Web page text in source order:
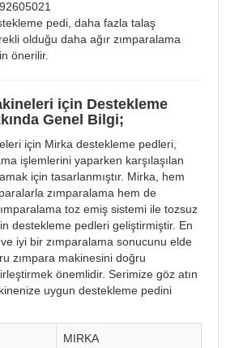
pedi, daha fazla talaş
olduğu daha ağır zımparalama
önerilir.
için Destekleme
Genel Bilgi;
için Mirka destekleme pedleri,
işlemlerini yaparken karşılaşılan
için tasarlanmıştır. Mirka, hem
zımparalama hem de
toz emiş sistemi ile tozsuz
destekleme pedleri geliştirmiştir. En
iyi bir zımparalama sonucunu elde
zımpara makinesini doğru
önemlidir. Serimize göz atın
uygun destekleme pedini
MIRKA